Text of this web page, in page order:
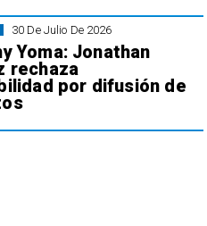
30 De Julio De 2026
Yoma: Jonathan
rechaza
por difusión de